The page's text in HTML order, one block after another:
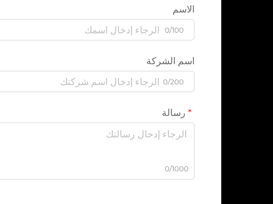
الاسم
0/100
اسم الشركة
0/200
رسالة
0/1000